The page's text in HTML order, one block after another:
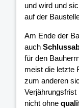
und wird und
auf der
Am Ende der
auch
für den
meist die letzte
zum anderen
Verjährungsfrist
nicht ohne